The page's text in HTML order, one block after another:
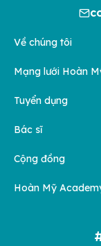
Về chúng tôi
Mạng lưới Hoàn
Tuyển dụng
Bác sĩ
Cộng đồng
Hoàn Mỹ